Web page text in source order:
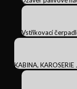
Vstřikovací
KABINA, KAROSERIE